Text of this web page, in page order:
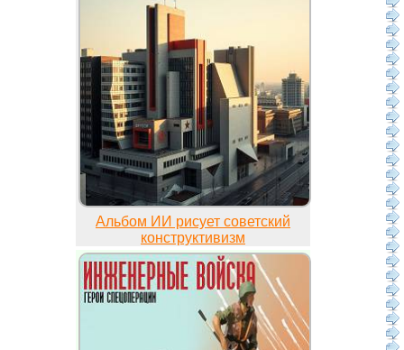
Альбом ИИ рисует советский
конструктивизм